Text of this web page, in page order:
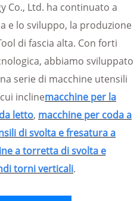
Co., Ltd. ha continuato a
e lo sviluppo, la produzione
di fascia alta. Con forti
abbiamo sviluppato
serie di macchine utensili
inclinemacchine per la
letto, macchine per coda a
di svolta e fresatura a
a torretta di svolta e
torni verticali.